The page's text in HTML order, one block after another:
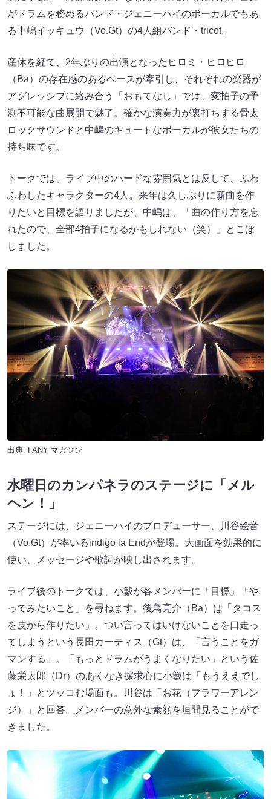
がドラムを務めるバンド・ジェニーハイのボーカルでもあ
る中嶋イッキュウ（Vo.Gt）の4人組バンド・tricot。
産休を経て、2年ぶりの出演となったヒロミ・ヒロヒロ
（Ba）の存在感のあるベースが牽引し、それぞれの楽器が
アグレッシブに絡み合う「おもてなし」では、変拍子の予
測不可能な曲展開で魅了。確かな演奏力が裏打ちする骨太
ロックサウンドと中嶋のキュートなボーカルが彼女たちの
持ち味です。
トークでは、ライブ中のハードな雰囲気とは反して、ふわ
ふわしたキャラクターの4人。来年は久しぶりに新曲を作
りたいと目標を語りましたが、中嶋は、「曲の作り方を忘
れたので、全部4拍子になるかもしれない（笑）」とこぼ
しました。
出典: FANY マガジン
水曜日のカンパネラのステージに「メル
ヘン！」
ステージには、ジェニーハイのプロデューサー、川谷絵音
（Vo.Gt）が率いるindigo la Endが登場。大画面を効果的に
使い、メッセージや歌詞が映し出されます。
ライブ後のトークでは、小籔が各メンバーに「目標」「や
ってみたいこと」を尋ねます。後鳥亮介（Ba）は「タコス
を皮から作りたい」。つい言ってはいけないことを口走っ
てしまうという長田カーティス（Gt）は、「言うことをガ
マンする」。「もっとドラムがうまくなりたい」という佐
藤栄太郎（Dr）のあくなき探求心に小籔は「もうええでし
ょ！」とツッコむ場面も。川谷は「お花（フラワーアレン
ジ）」と回答。メンバーの意外な素顔を垣間見ることがで
きました。